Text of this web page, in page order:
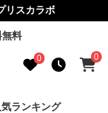
リスカラボ
料
0 0
気ランキング